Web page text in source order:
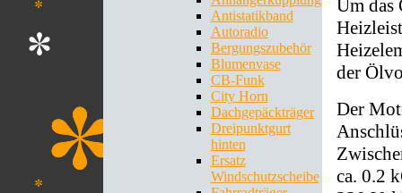
Antistatikband
Autoradio
Bergungszubehör
Blumenvase
CB-Funk
City Horn
Dachgepäckträger
Dreipunktgurt
hinten
Ersatz
Windschutzscheibe
Um das
der
Der
ca. 0.2